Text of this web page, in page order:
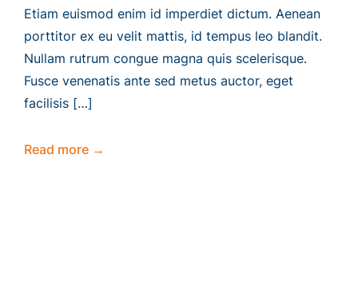
Etiam euismod enim id imperdiet dictum. Aenean
porttitor ex eu velit mattis, id tempus leo blandit.
Nullam rutrum congue magna quis scelerisque.
Fusce venenatis ante sed metus auctor, eget
facilisis […]
Read more →